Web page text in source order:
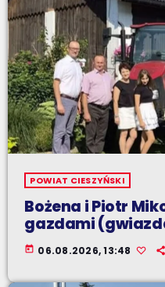
POWIAT CIESZYŃSKI
Bożena i Piotr
gazdami
today 06.08.2026, 13:48